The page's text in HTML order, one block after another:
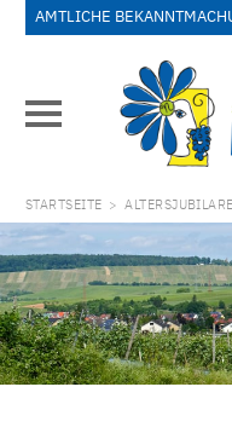
AMTLICHE
STARTSEITE > ALTERSJUBILARE